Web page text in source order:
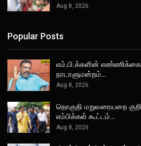
Aug 8, 2026
Popular Posts
எம்.பி.க்களின்
நாடாளுமன்றம்…
Aug 8, 2026
தொகுதி மறுவரையறை
எம்பிக்கள் கூட்டம்…
Aug 8, 2026